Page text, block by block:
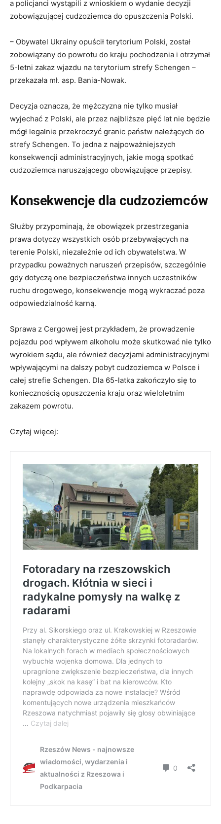
a policjanci wystąpili z wnioskiem o wydanie decyzji
zobowiązującej cudzoziemca do opuszczenia Polski.
– Obywatel Ukrainy opuścił terytorium Polski, został
zobowiązany do powrotu do kraju pochodzenia i otrzymał
5-letni zakaz wjazdu na terytorium strefy Schengen –
przekazała mł. asp. Bania-Nowak.
Decyzja oznacza, że mężczyzna nie tylko musiał
wyjechać z Polski, ale przez najbliższe pięć lat nie będzie
mógł legalnie przekroczyć granic państw należących do
strefy Schengen. To jedna z najpoważniejszych
konsekwencji administracyjnych, jakie mogą spotkać
cudzoziemca naruszającego obowiązujące przepisy.
Konsekwencje dla cudzoziemców
Służby przypominają, że obowiązek przestrzegania
prawa dotyczy wszystkich osób przebywających na
terenie Polski, niezależnie od ich obywatelstwa. W
przypadku poważnych naruszeń przepisów, szczególnie
gdy dotyczą one bezpieczeństwa innych uczestników
ruchu drogowego, konsekwencje mogą wykraczać poza
odpowiedzialność karną.
Sprawa z Cergowej jest przykładem, że prowadzenie
pojazdu pod wpływem alkoholu może skutkować nie tylko
wyrokiem sądu, ale również decyzjami administracyjnymi
wpływającymi na dalszy pobyt cudzoziemca w Polsce i
całej strefie Schengen. Dla 65-latka zakończyło się to
koniecznością opuszczenia kraju oraz wieloletnim
zakazem powrotu.
Czytaj więcej: